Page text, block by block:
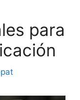
para